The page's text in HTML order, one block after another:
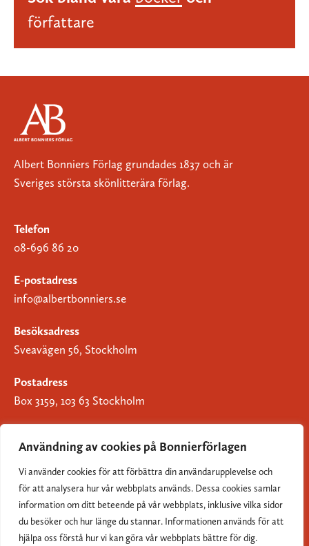
Användning av cookies på Bonnierförlagen
Vi använder cookies för att förbättra din användarupplevelse och
för att analysera hur vår webbplats används. Dessa cookies samlar
information om ditt beteende på vår webbplats, inklusive vilka sidor
du besöker och hur länge du stannar. Informationen används för att
hjälpa oss förstå hur vi kan göra vår webbplats bättre för dig.
författare
Albert Bonniers Förlag grundades 1837 och är
Sveriges största skönlitterära förlag.
Telefon
08-696 86 20
E-postadress
info@albertbonniers.se
Besöksadress
Sveavägen 56, Stockholm
Postadress
Box 3159, 103 63 Stockholm
Om Bonnierförlagen
Cookies
Integritetspolicy